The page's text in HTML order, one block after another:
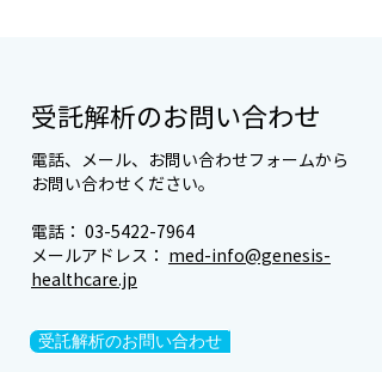
受託解析のお問い合わせ
電話、メール、お問い合わせフォームから
お問い合わせください。
電話： 03-5422-7964
メールアドレス： med-info@genesis-
healthcare.jp
受託解析のお問い合わせ